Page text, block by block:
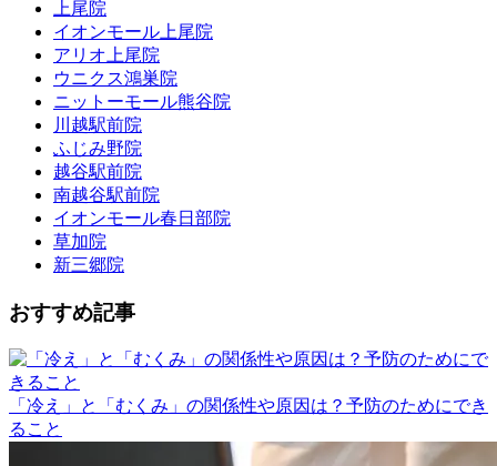
上尾院
イオンモール上尾院
アリオ上尾院
ウニクス鴻巣院
ニットーモール熊谷院
川越駅前院
ふじみ野院
越谷駅前院
南越谷駅前院
イオンモール春日部院
草加院
新三郷院
おすすめ記事
「冷え」と「むくみ」の関係性や原因は？予防のためにでき
ること